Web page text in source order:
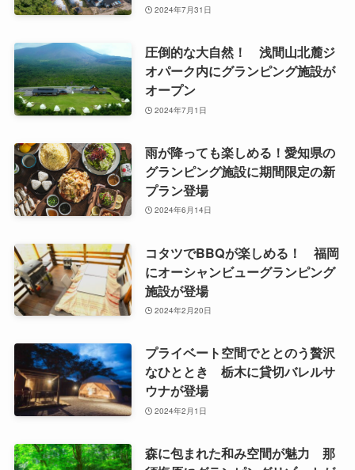
2024年7月31日
圧倒的な大自然！ 浅間山北麓ジ
オパーク内にグランピング施設が
オープン
2024年7月1日
雨が降っても楽しめる！愛知県の
グランピング施設に期間限定の新
プラン登場
2024年6月14日
コタツでBBQが楽しめる！ 福岡
にオーシャンビューグランピング
施設が登場
2024年2月20日
プライベート空間でととのう贅沢
なひととき 栃木に貸切バレルサ
ウナが登場
2024年2月1日
森に包まれた和み空間が魅力 那